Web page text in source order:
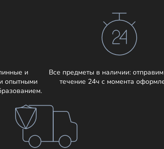
и
опытными
Все предметы в наличии:
течение 24ч с момента